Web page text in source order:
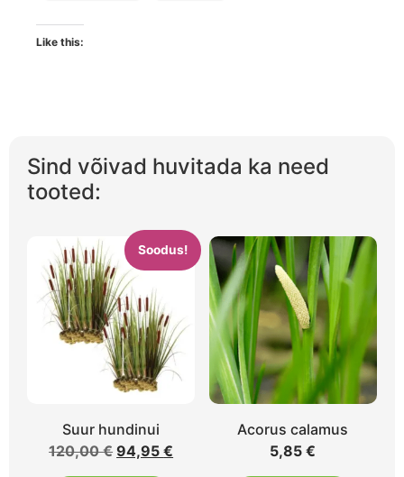
Like this:
Sind võivad huvitada ka need
tooted:
Soodus!
Suur hundinui
120,00€ 94,95€
Acorus calamus
5,85€